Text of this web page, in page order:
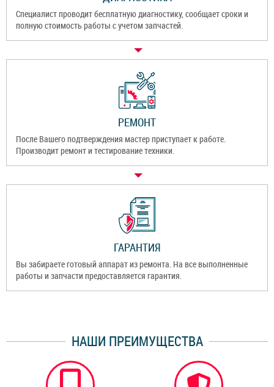
Специалист проводит бесплатную диагностику, сообщает сроки и
полную стоимость работы с учетом запчастей.
РЕМОНТ
После Вашего подтверждения мастер приступает к работе.
Производит ремонт и тестирование техники.
ГАРАНТИЯ
Вы забираете готовый аппарат из ремонта. На все выполненные
работы и запчасти предоставляется гарантия.
НАШИ ПРЕИМУЩЕСТВА